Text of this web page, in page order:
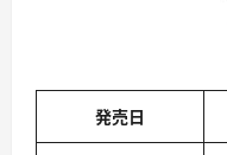
発売日